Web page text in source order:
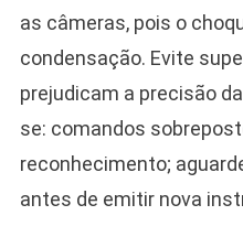
as câmeras, pois o
condensação. Evite
prejudicam a precisão
se: comandos
reconhecimento;
antes de emitir nova